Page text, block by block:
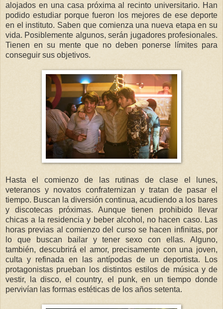
alojados en una casa próxima al recinto universitario. Han
podido estudiar porque fueron los mejores de ese deporte
en el instituto. Saben que comienza una nueva etapa en su
vida. Posiblemente algunos, serán jugadores profesionales.
Tienen en su mente que no deben ponerse límites para
conseguir sus objetivos.
Hasta el comienzo de las rutinas de clase el lunes,
veteranos y novatos confraternizan y tratan de pasar el
tiempo. Buscan la diversión continua, acudiendo a los bares
y discotecas próximas. Aunque tienen prohibido llevar
chicas a la residencia y beber alcohol, no hacen caso. Las
horas previas al comienzo del curso se hacen infinitas, por
lo que buscan bailar y tener sexo con ellas. Alguno,
también, descubrirá el amor, precisamente con una joven,
culta y refinada en las antípodas de un deportista. Los
protagonistas prueban los distintos estilos de música y de
vestir, la disco, el country, el punk, en un tiempo donde
pervivían las formas estéticas de los años setenta.